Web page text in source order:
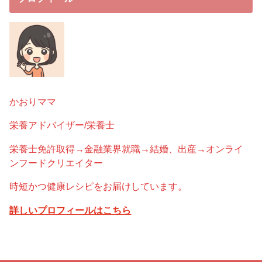
かおりママ
栄養アドバイザー/栄養士
栄養士免許取得→金融業界就職→結婚、出産→オンライ
ンフードクリエイター
時短かつ健康レシピをお届けしています。
詳しいプロフィールはこちら